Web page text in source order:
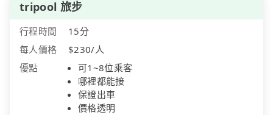
tripool 旅步
行程時間
15分
每人價格
$230/人
優點
可1~8位乘客
哪裡都能接
保證出車
價格透明